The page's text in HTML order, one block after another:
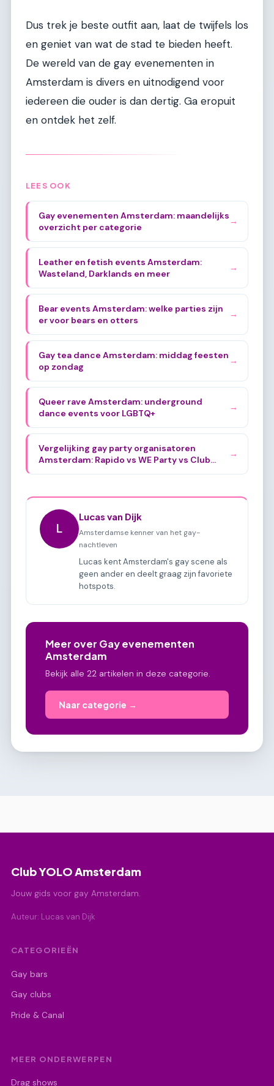
Dus trek je beste outfit aan, laat de twijfels los
en geniet van wat de stad te bieden heeft.
De wereld van de gay evenementen in
Amsterdam is divers en uitnodigend voor
iedereen die ouder is dan dertig. Ga eropuit
en ontdek het zelf.
LEES OOK
Gay evenementen Amsterdam: maandelijks
overzicht per categorie
→
Leather en fetish events Amsterdam:
Wasteland, Darklands en meer
→
Bear events Amsterdam: welke parties zijn
er voor bears en otters
→
Gay tea dance Amsterdam: middag feesten
op zondag
→
Queer rave Amsterdam: underground
dance events voor LGBTQ+
→
Vergelijking gay party organisatoren
Amsterdam: Rapido vs WE Party vs Club
YOLO
→
L
Lucas van Dijk
Amsterdamse kenner van het gay-
nachtleven
Lucas kent Amsterdam's gay scene als
geen ander en deelt graag zijn favoriete
hotspots.
Meer over Gay evenementen
Amsterdam
Bekijk alle 22 artikelen in deze categorie.
Naar categorie →
Club YOLO Amsterdam
Jouw gids voor gay Amsterdam.
Auteur: Lucas van Dijk
CATEGORIEËN
Gay bars
Gay clubs
Pride & Canal
MEER ONDERWERPEN
Drag shows